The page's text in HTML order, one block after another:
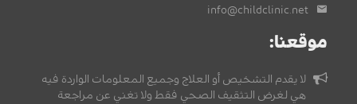
info@childclinic.net
موقعنا:
لا يقدم التشخيص أو العلاج وجميع المعلومات الواردة فيه
هي لغرض التثقيف الصحي فقط ولا تغني عن مراجعة